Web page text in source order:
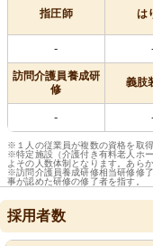
指圧師 は
-
訪問介護員養成研
修
義肢
-
※１人の従業員が複数の資格を取
※特定施設（介護付き有料老人ホ
よその人数体制となります。あら
※訪問介護員養成研修相当研修修
事が認めた研修の修了者を指す。
採用者数